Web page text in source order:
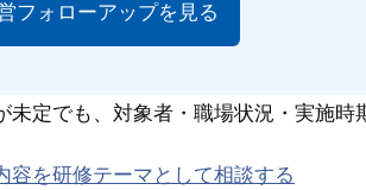
フォローアップを見る
未定でも、対象者・職場状況・実施時
容を研修テーマとして相談する